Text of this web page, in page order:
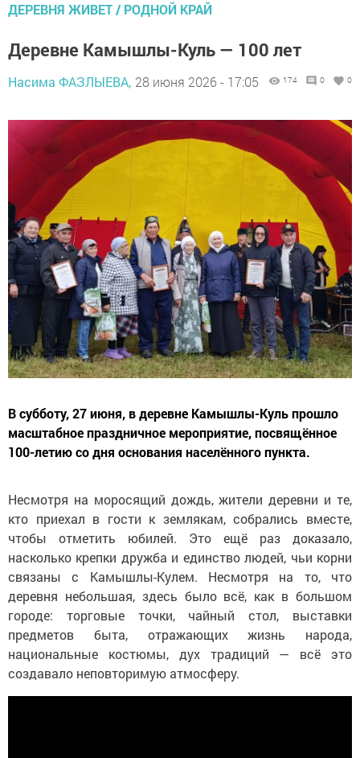
ДЕРЕВНЯ ЖИВЕТ / РОДНОЙ КРАЙ
Деревне Камышлы-Куль — 100 лет
Насима ФАЗЛЫЕВА, 28 июня 2026 - 17:05 174 0 0
В субботу, 27 июня, в деревне Камышлы-Куль прошло
масштабное праздничное мероприятие, посвящённое
100-летию со дня основания населённого пункта.
Несмотря на моросящий дождь, жители деревни и те,
кто приехал в гости к землякам, собрались вместе,
чтобы отметить юбилей. Это ещё раз доказало,
насколько крепки дружба и единство людей, чьи корни
связаны с Камышлы-Кулем. Несмотря на то, что
деревня небольшая, здесь было всё, как в большом
городе: торговые точки, чайный стол, выставки
предметов быта, отражающих жизнь народа,
национальные костюмы, дух традиций — всё это
создавало неповторимую атмосферу.